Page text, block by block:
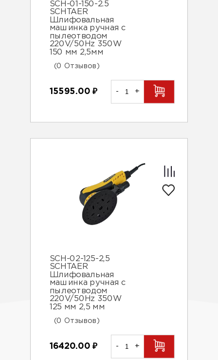
SCH-01-150-2.5
SCHTAER
Шлифовальная
машинка ручная с
пылеотводом
220V/50Hz 350W
150 мм 2,5мм
(0 Отзывов)
15595.00₽ - +
SCH-02-125-2,5
SCHTAER
Шлифовальная
машинка ручная с
пылеотводом
220V/50Hz 350W
125 мм 2,5 мм
(0 Отзывов)
16420.00₽ - +